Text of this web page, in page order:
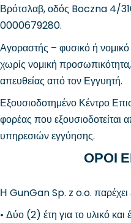
Βρότσλαβ, οδός Boczna 4/
0000679280.
Αγοραστής – φυσικό ή
χωρίς νομική
απευθείας από τον Εγγυητή.
Εξουσιοδοτημένο Κέντρο
φορέας που εξουσιοδοτείται
υπηρεσιών εγγύησης.
ΟΡΟΙ
Η GunGan Sp. z o.o. παρέχει
• Δύο (2) έτη για το υλικό και